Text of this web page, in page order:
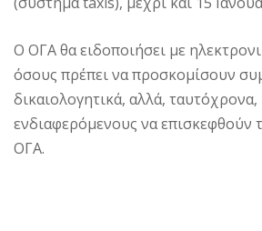
Ο ΟΓΑ θα ειδοποιήσει με
όσους πρέπει να προσκομίσουν
δικαιολογητικά, αλλά,
ενδιαφερόμενους να επισκεφθούν
ΟΓΑ.